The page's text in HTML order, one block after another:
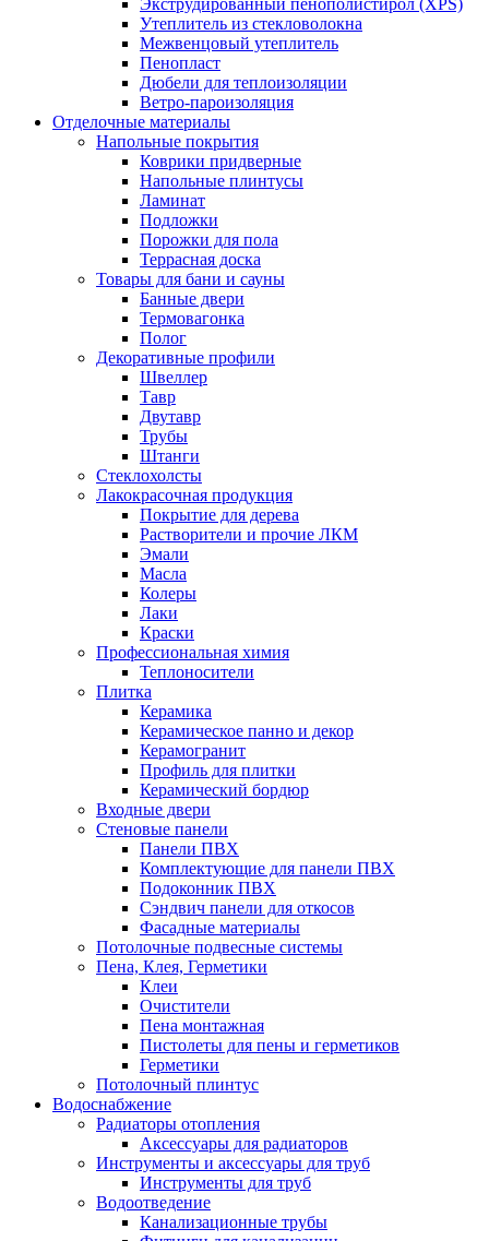
Экструдированный пенополистирол (XPS)
Утеплитель из стекловолокна
Межвенцовый утеплитель
Пенопласт
Дюбели для теплоизоляции
Ветро-пароизоляция
Отделочные материалы
Напольные покрытия
Коврики придверные
Напольные плинтусы
Ламинат
Подложки
Порожки для пола
Террасная доска
Товары для бани и сауны
Банные двери
Термовагонка
Полог
Декоративные профили
Швеллер
Тавр
Двутавр
Трубы
Штанги
Стеклохолсты
Лакокрасочная продукция
Покрытие для дерева
Растворители и прочие ЛКМ
Эмали
Масла
Колеры
Лаки
Краски
Профессиональная химия
Теплоносители
Плитка
Керамика
Керамическое панно и декор
Керамогранит
Профиль для плитки
Керамический бордюр
Входные двери
Стеновые панели
Панели ПВХ
Комплектующие для панели ПВХ
Подоконник ПВХ
Сэндвич панели для откосов
Фасадные материалы
Потолочные подвесные системы
Пена, Клея, Герметики
Клеи
Очистители
Пена монтажная
Пистолеты для пены и герметиков
Герметики
Потолочный плинтус
Водоснабжение
Радиаторы отопления
Аксессуары для радиаторов
Инструменты и аксессуары для труб
Инструменты для труб
Водоотведение
Канализационные трубы